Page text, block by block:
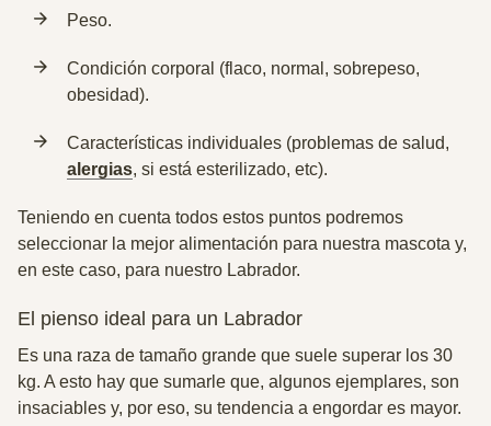
Peso.
Condición corporal (flaco, normal, sobrepeso,
obesidad).
Características individuales (problemas de salud,
alergias, si está esterilizado, etc).
Teniendo en cuenta todos estos puntos podremos
seleccionar la mejor alimentación para nuestra mascota y,
en este caso, para nuestro Labrador.
El pienso ideal para un Labrador
Es una raza de tamaño grande que suele superar los 30
kg. A esto hay que sumarle que, algunos ejemplares, son
insaciables y, por eso, su tendencia a engordar es mayor.